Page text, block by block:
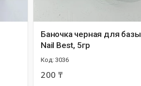
Баночка черная для базы
Nail Best, 5гр
3036
200 ₸